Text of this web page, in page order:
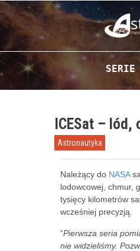
Przejdź do
SERIE
ICESat –
Astronautyka
Należący do NASA
lodowcowej, chmur,
tysięcy kilometrów
wcześniej precyzją.
“Pierwsza seria
nie widzieliśmy.